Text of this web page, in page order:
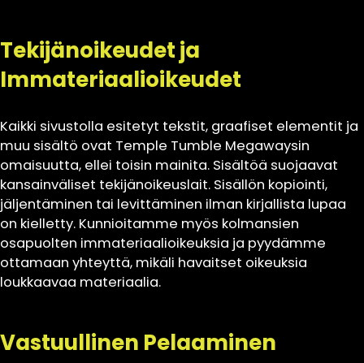
Tekijänoikeudet ja
Immateriaalioikeudet
Kaikki sivustolla esitetyt tekstit, graafiset elementit ja
muu sisältö ovat Temple Tumble Megawaysin
omaisuutta, ellei toisin mainita. Sisältöä suojaavat
kansainväliset tekijänoikeuslait. Sisällön kopiointi,
jäljentäminen tai levittäminen ilman kirjallista lupaa
on kielletty. Kunnioitamme myös kolmansien
osapuolten immateriaalioikeuksia ja pyydämme
ottamaan yhteyttä, mikäli havaitset oikeuksia
loukkaavaa materiaalia.
Vastuullinen Pelaaminen